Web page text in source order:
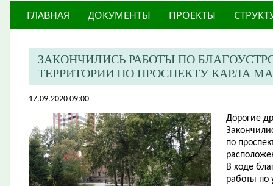
ГЛАВНАЯ ДОКУМЕНТЫ ПРОЕКТЫ
ЗАКОНЧИЛИСЬ РАБОТЫ ПО
ТЕРРИТОРИИ ПО ПРОСПЕКТУ КАРЛА
17.09.2020 09:00
Дорогие
по
В ходе
работы по